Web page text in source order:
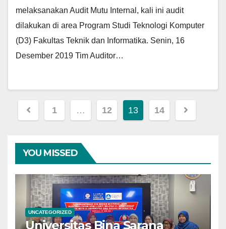
melaksanakan Audit Mutu Internal, kali ini audit
dilakukan di area Program Studi Teknologi Komputer
(D3) Fakultas Teknik dan Informatika. Senin, 16
Desember 2019 Tim Auditor…
Posts
1 … 12 13 14
YOU MISSED
UNCATEGORIZED
Universitas Bina Sarana